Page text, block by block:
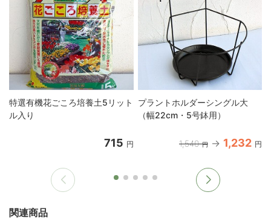
特選有機花ごころ培養土5リット
ル入り
715 円
プラントホルダーシングル大
（幅22cm・5号鉢用）
1,540 円 1,232 円
関連商品